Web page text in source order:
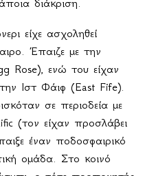
διάκριση.
είχε ασχοληθεί
Έπαιζε με την
Rose), ενώ του είχαν
Ιστ Φάιφ (East Fife).
σε περιοδεία με
(τον είχαν προσλάβει
έναν ποδοσφαιρικό
ομάδα. Στο κοινό